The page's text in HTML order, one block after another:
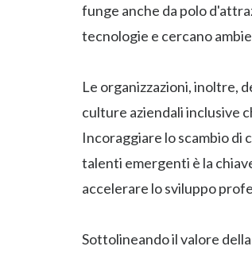
funge anche da polo
tecnologie e cercano
Le organizzazioni, inoltre,
culture aziendali inclusive
Incoraggiare lo scambio di
talenti emergenti è la
accelerare lo sviluppo
Sottolineando il valore